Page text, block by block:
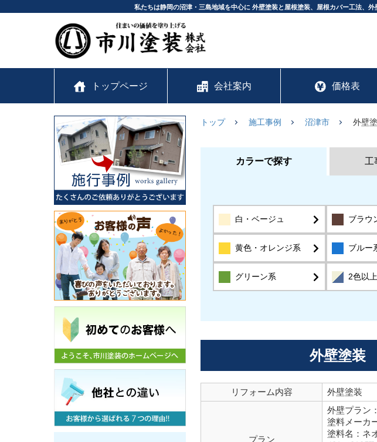
私たちは静岡の沼津・三島地域を中心に 外壁塗装と屋根塗装、屋根カバー工法、
トップページ 会社案内 価格表
トップ 施工事例 沼津市 外壁
カラーで探す 工
白・ベージュ ブラウ
黄色・オレンジ系 ブルー
グリーン系 2色以
外壁塗装
リフォーム内容 外壁塗装
プラン
外壁プラン
塗料メーカ
塗料名：ネ